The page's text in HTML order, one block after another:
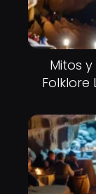
Mitos
Folklore